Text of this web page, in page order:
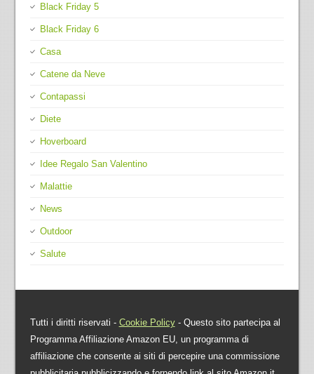
Black Friday 5
Black Friday 6
Casa
Catene da Neve
Contapassi
Diete
Hoverboard
Idee Regalo San Valentino
Malattie
News
Outdoor
Salute
Tutti i diritti riservati - Cookie Policy- Questo sito partecipa al
Programma Affiliazione Amazon EU, un programma di
affiliazione che consente ai siti di percepire una commissione